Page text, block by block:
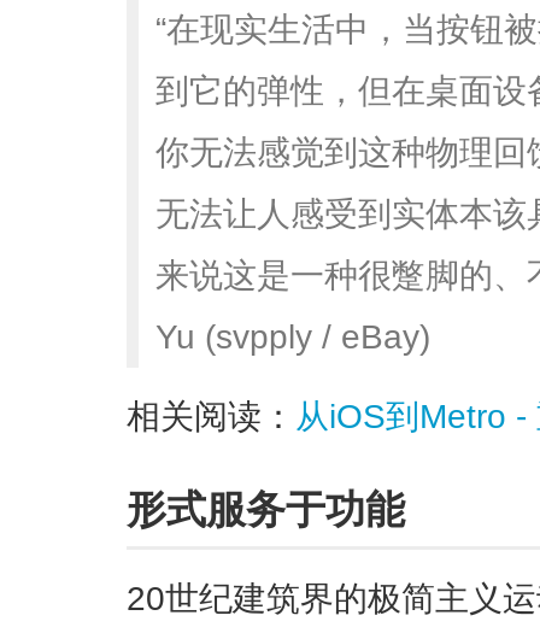
“在现实生活中，当按钮
到它的弹性，但在桌面
你无法感觉到这种物理
无法让人感受到实体本
来说这是一种很蹩脚的
Yu (svpply / eBay)
相关阅读： 从iOS到Metro
形式服务于功能
20世纪建筑界的极简主义